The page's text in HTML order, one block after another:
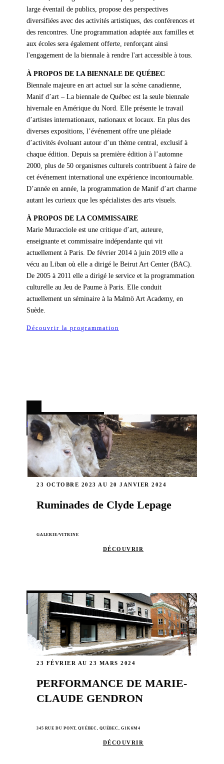
large éventail de publics, propose des perspectives
diversifiées avec des activités artistiques, des conférences et
des rencontres. Une programmation adaptée aux familles et
aux écoles sera également offerte, renforçant ainsi
l'engagement de la biennale à rendre l'art accessible à tous.
À PROPOS DE LA BIENNALE DE QUÉBEC
Biennale majeure en art actuel sur la scène canadienne,
Manif d’art – La biennale de Québec est la seule biennale
hivernale en Amérique du Nord. Elle présente le travail
d’artistes internationaux, nationaux et locaux. En plus des
diverses expositions, l’événement offre une pléiade
d’activités évoluant autour d’un thème central, exclusif à
chaque édition. Depuis sa première édition à l’automne
2000, plus de 50 organismes culturels contribuent à faire de
cet événement international une expérience incontournable.
D’année en année, la programmation de Manif d’art charme
autant les curieux que les spécialistes des arts visuels.
À PROPOS DE LA COMMISSAIRE
Marie Muracciole est une critique d’art, auteure,
enseignante et commissaire indépendante qui vit
actuellement à Paris. De février 2014 à juin 2019 elle a
vécu au Liban où elle a dirigé le Beirut Art Center (BAC).
De 2005 à 2011 elle a dirigé le service et la programmation
culturelle au Jeu de Paume à Paris. Elle conduit
actuellement un séminaire à la Malmö Art Academy, en
Suède.
Découvrir la programmation
ÉVÉNEMENT PRÉCÉDENT
23 OCTOBRE 2023 AU 20 JANVIER 2024
Ruminades de Clyde Lepage
GALERIE/VITRINE
DÉCOUVRIR
ÉVÉNEMENT SUIVANT
23 FÉVRIER AU 23 MARS 2024
PERFORMANCE DE MARIE-
CLAUDE GENDRON
345 RUE DU PONT, QUÉBEC, QUÉBEC, G1K 6M4
DÉCOUVRIR